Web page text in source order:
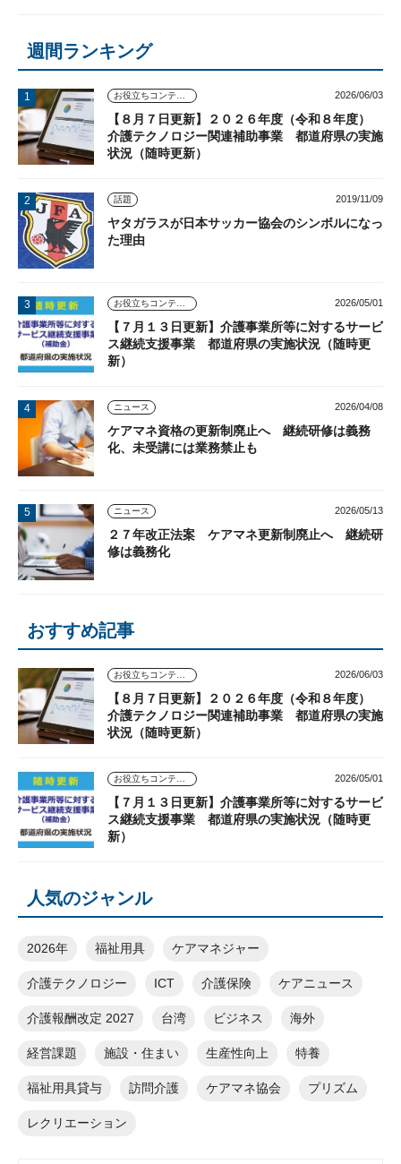
週間ランキング
2026/06/03
【８月７日更新】２０２６年度（令和８年度）
介護テクノロジー関連補助事業 都道府県の実施
状況（随時更新）
話題 2019/11/09
ヤタガラスが日本サッカー協会のシンボルになっ
た理由
2026/05/01
【７月１３日更新】介護事業所等に対するサービ
ス継続支援事業 都道府県の実施状況（随時更
新）
ニュース 2026/04/08
ケアマネ資格の更新制廃止へ 継続研修は義務
化、未受講には業務禁止も
ニュース 2026/05/13
２７年改正法案 ケアマネ更新制廃止へ 継続研
修は義務化
おすすめ記事
2026/06/03
【８月７日更新】２０２６年度（令和８年度）
介護テクノロジー関連補助事業 都道府県の実施
状況（随時更新）
2026/05/01
【７月１３日更新】介護事業所等に対するサービ
ス継続支援事業 都道府県の実施状況（随時更
新）
人気のジャンル
2026年 福祉用具 ケアマネジャー
介護テクノロジー ICT 介護保険 ケアニュース
介護報酬改定 2027 台湾 ビジネス 海外
経営課題 施設・住まい 生産性向上 特養
福祉用具貸与 訪問介護 ケアマネ協会 プリズム
レクリエーション